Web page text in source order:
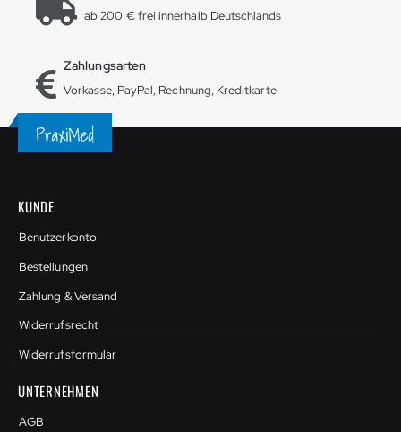
ab 200 € frei innerhalb Deutschlands
Zahlungsarten
Vorkasse, PayPal, Rechnung, Kreditkarte
KUNDE
Benutzerkonto
Bestellungen
Zahlung & Versand
Widerrufsrecht
Widerrufsformular
UNTERNEHMEN
AGB